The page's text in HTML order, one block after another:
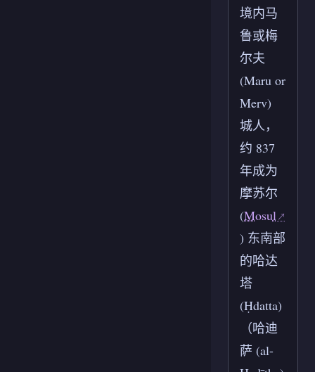
境内马
鲁或梅
尔夫
(Maru or
Merv)
城人，
约 837
年成为
摩苏尔
(Mosul
) 东南部
的哈达
塔
(Ḥdatta)
（哈迪
萨 (al-